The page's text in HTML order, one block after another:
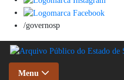
/governosp
Menu